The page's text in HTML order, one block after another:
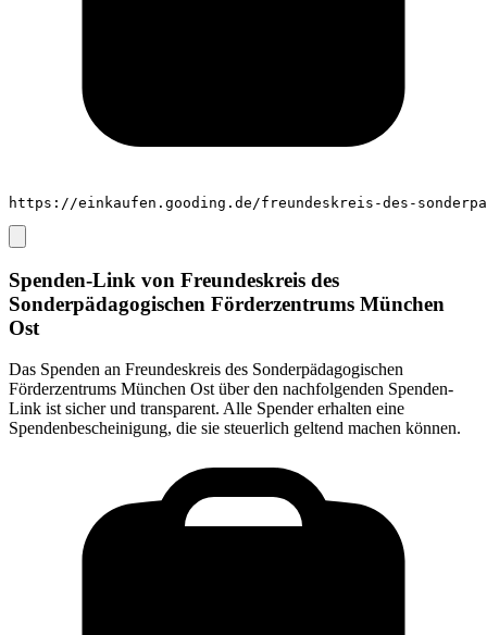
https://einkaufen.gooding.de/freundeskreis-des-
Spenden-Link von Freundeskreis des
Sonderpädagogischen Förderzentrums München
Ost
Das Spenden an Freundeskreis des Sonderpädagogischen
Förderzentrums München Ost über den nachfolgenden Spenden-
Link ist sicher und transparent. Alle Spender erhalten eine
Spendenbescheinigung, die sie steuerlich geltend machen können.